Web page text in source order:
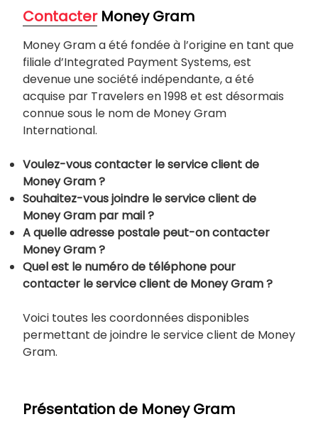
ContacterMoney Gram
Money Gram a été fondée à l’origine en tant que
filiale d’Integrated Payment Systems, est
devenue une société indépendante, a été
acquise par Travelers en 1998 et est désormais
connue sous le nom de Money Gram
International.
Voulez-vous contacter le service client de
Money Gram ?
Souhaitez-vous joindre le service client de
Money Gram par mail ?
A quelle adresse postale peut-on contacter
Money Gram ?
Quel est le numéro de téléphone pour
contacter le service client de Money Gram ?
Voici toutes les coordonnées disponibles
permettant de joindre le service client de Money
Gram.
Présentation de Money Gram